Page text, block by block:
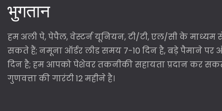
भुगतान
हम अली पे, पेपैल, वेस्टर्न यूनियन, टी/टी, एल/सी के माध्यम
सकते हैं; नमूना ऑर्डर लीड समय 7-10 दिन है, बड़े पैमाने पर
दिन है; हम आपको पेशेवर तकनीकी सहायता प्रदान कर सकते
गुणवत्ता की गारंटी 12 महीने है।